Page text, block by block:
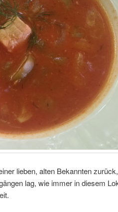
lieben, alten Bekannten
lag, wie immer in diesem